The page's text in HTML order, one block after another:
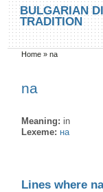
Skip to main content
Skip to search
BULGARIAN
TRADITION
You are here
Home »na
na
Meaning: in
Lexeme: на
Lines where